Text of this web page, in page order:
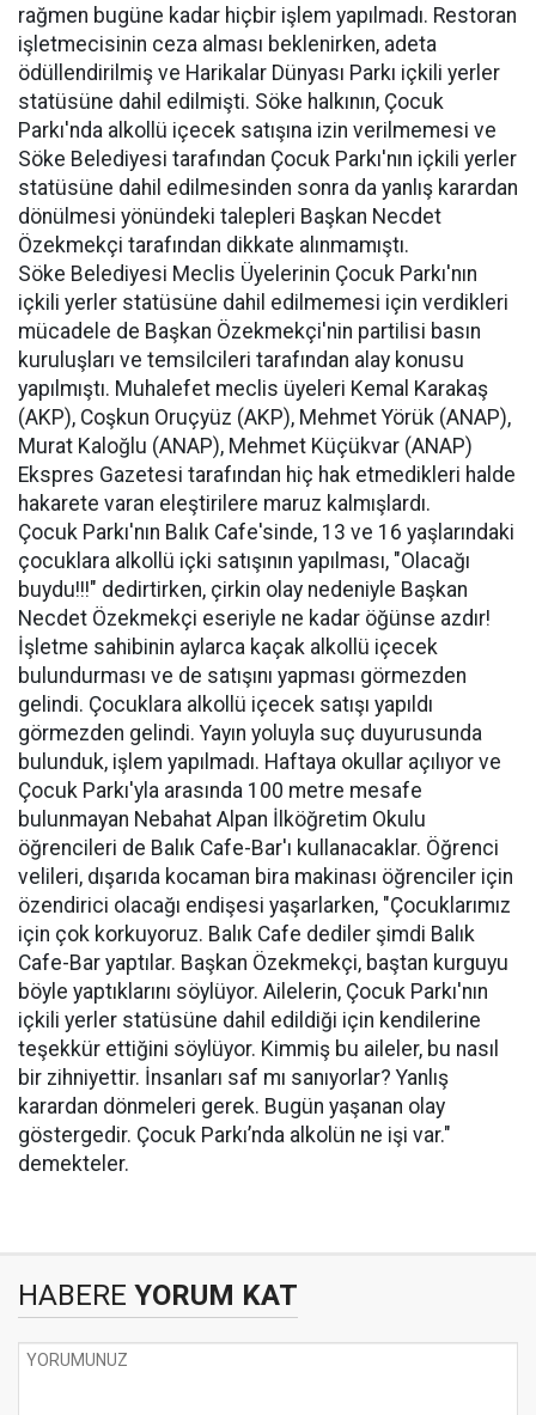
rağmen bugüne kadar hiçbir işlem yapılmadı. Restoran
işletmecisinin ceza alması beklenirken, adeta
ödüllendirilmiş ve Harikalar Dünyası Parkı içkili yerler
statüsüne dahil edilmişti. Söke halkının, Çocuk
Parkı'nda alkollü içecek satışına izin verilmemesi ve
Söke Belediyesi tarafından Çocuk Parkı'nın içkili yerler
statüsüne dahil edilmesinden sonra da yanlış karardan
dönülmesi yönündeki talepleri Başkan Necdet
Özekmekçi tarafından dikkate alınmamıştı.
Söke Belediyesi Meclis Üyelerinin Çocuk Parkı'nın
içkili yerler statüsüne dahil edilmemesi için verdikleri
mücadele de Başkan Özekmekçi'nin partilisi basın
kuruluşları ve temsilcileri tarafından alay konusu
yapılmıştı. Muhalefet meclis üyeleri Kemal Karakaş
(AKP), Coşkun Oruçyüz (AKP), Mehmet Yörük (ANAP),
Murat Kaloğlu (ANAP), Mehmet Küçükvar (ANAP)
Ekspres Gazetesi tarafından hiç hak etmedikleri halde
hakarete varan eleştirilere maruz kalmışlardı.
Çocuk Parkı'nın Balık Cafe'sinde, 13 ve 16 yaşlarındaki
çocuklara alkollü içki satışının yapılması, "Olacağı
buydu!!!" dedirtirken, çirkin olay nedeniyle Başkan
Necdet Özekmekçi eseriyle ne kadar öğünse azdır!
İşletme sahibinin aylarca kaçak alkollü içecek
bulundurması ve de satışını yapması görmezden
gelindi. Çocuklara alkollü içecek satışı yapıldı
görmezden gelindi. Yayın yoluyla suç duyurusunda
bulunduk, işlem yapılmadı. Haftaya okullar açılıyor ve
Çocuk Parkı'yla arasında 100 metre mesafe
bulunmayan Nebahat Alpan İlköğretim Okulu
öğrencileri de Balık Cafe-Bar'ı kullanacaklar. Öğrenci
velileri, dışarıda kocaman bira makinası öğrenciler için
özendirici olacağı endişesi yaşarlarken, "Çocuklarımız
için çok korkuyoruz. Balık Cafe dediler şimdi Balık
Cafe-Bar yaptılar. Başkan Özekmekçi, baştan kurguyu
böyle yaptıklarını söylüyor. Ailelerin, Çocuk Parkı'nın
içkili yerler statüsüne dahil edildiği için kendilerine
teşekkür ettiğini söylüyor. Kimmiş bu aileler, bu nasıl
bir zihniyettir. İnsanları saf mı sanıyorlar? Yanlış
karardan dönmeleri gerek. Bugün yaşanan olay
göstergedir. Çocuk Parkı’nda alkolün ne işi var."
demekteler.
HABERE YORUM KAT